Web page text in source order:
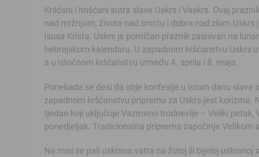
Kršćani i hrišćani sutra slave Uskrs i Vaskrs. Ovaj
nad mržnjom, života nad smrću i dobra nad
Isusa Krista. Uskrs je pomičan praznik zasnivan na
hebrejskom kalendaru. U zapadnom kršćanstvu Uskrs
a u istočnom kršćanstvu između 4. aprila i 8. maja.
Ponekada se desi da obje konfesije u istom danu
zapadnom kršćanstvu priprema za Uskrs jest korizma.
tjedan koji uključuje Vazmeno trodnevlje – Veliki
ponedjeljak. Tradicionalna priprema započinje Velikom
Na misi se pali uskrsna vatra na žutoj ili bijeloj uskrsnoj